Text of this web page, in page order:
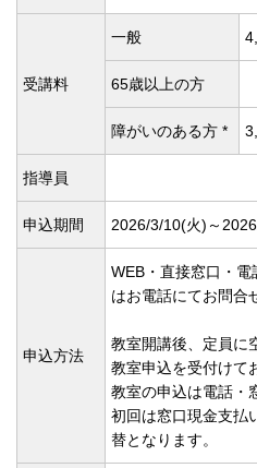
受講料
一般
65歳以上の方
障がいのある方 *
指導員
申込期間 2026/3/10(火)～
申込方法
WEB・直接窓口・
はお電話にてお問合
教室開講後、定員に
教室申込を受付けて
教室の申込は電話・
初回は窓口現金支払
替となります。